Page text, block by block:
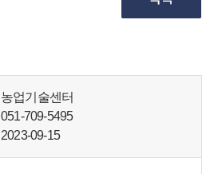
농업기술센터
051-709-5495
2023-09-15